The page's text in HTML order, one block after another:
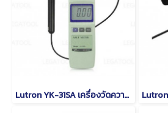
Lutron YK-31SA เครื่องวัดความเค็ม